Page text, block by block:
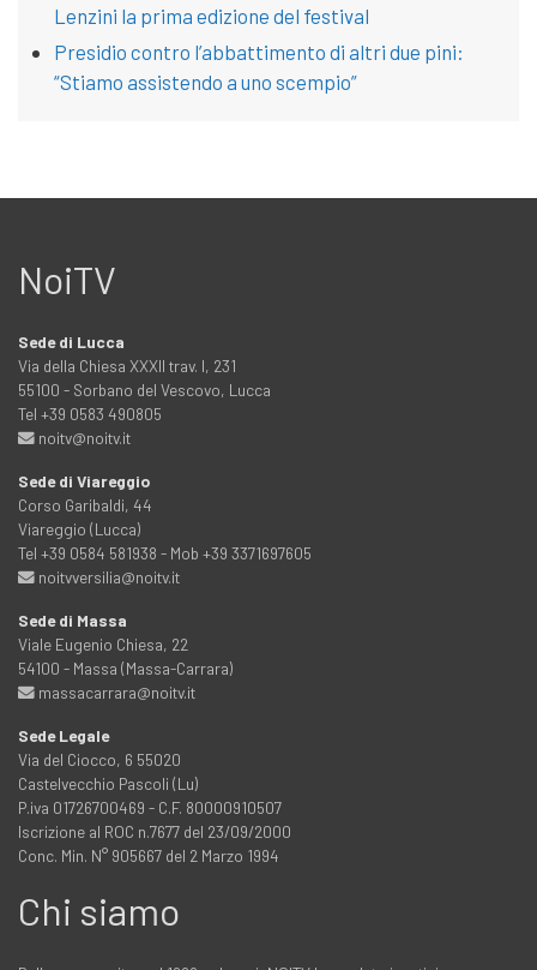
Lenzini la prima edizione del festival
Presidio contro l’abbattimento di altri due pini:
“Stiamo assistendo a uno scempio”
NoiTV
Sede di Lucca
Via della Chiesa XXXII trav. I, 231
55100 - Sorbano del Vescovo, Lucca
Tel +39 0583 490805
noitv@noitv.it
Sede di Viareggio
Corso Garibaldi, 44
Viareggio (Lucca)
Tel +39 0584 581938 - Mob +39 3371697605
noitvversilia@noitv.it
Sede di Massa
Viale Eugenio Chiesa, 22
54100 - Massa (Massa-Carrara)
massacarrara@noitv.it
Sede Legale
Via del Ciocco, 6 55020
Castelvecchio Pascoli (Lu)
P.iva 01726700469 - C.F. 80000910507
Iscrizione al ROC n.7677 del 23/09/2000
Conc. Min. N° 905667 del 2 Marzo 1994
Chi siamo